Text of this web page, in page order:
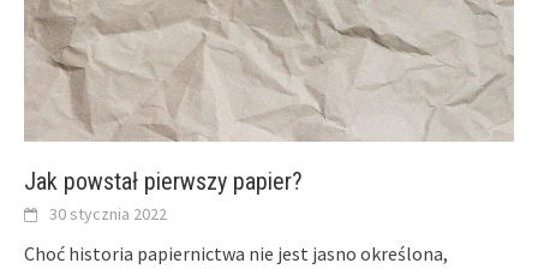
Jak powstał pierwszy papier?
30 stycznia 2022
Choć historia papiernictwa nie jest jasno określona,